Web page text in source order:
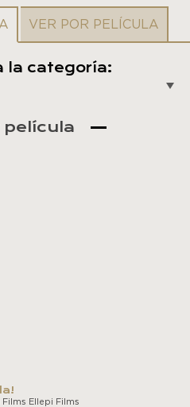
VER POR PELÍCULA
la categoría:
película
Films Ellepi Films